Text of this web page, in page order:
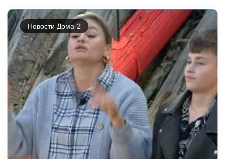
Новости Дома-2